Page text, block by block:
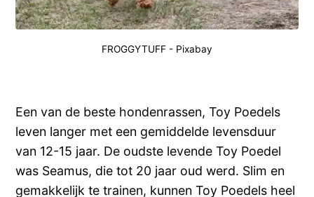
FROGGYTUFF - Pixabay
Een van de beste hondenrassen, Toy Poedels
leven langer met een gemiddelde levensduur
van 12-15 jaar. De oudste levende Toy Poedel
was Seamus, die tot 20 jaar oud werd. Slim en
gemakkelijk te trainen, kunnen Toy Poedels heel